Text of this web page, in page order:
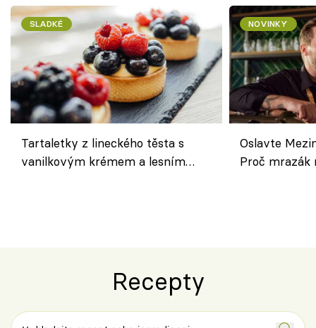
SLADKÉ
Tartaletky z lineckého těsta s
vanilkovým krémem a lesním
NOVINKY
Oslavte
Proč
Recepty